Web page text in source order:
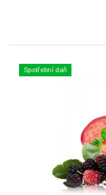
Spotřební daň